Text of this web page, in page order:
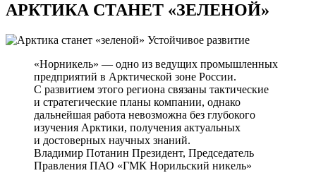
АРКТИКА СТАНЕТ «ЗЕЛЕНОЙ»
Устойчивое развитие
«Норникель» — одно из ведущих промышленных
предприятий в Арктической зоне России.
С развитием этого региона связаны тактические
и стратегические планы компании, однако
дальнейшая работа невозможна без глубокого
изучения Арктики, получения актуальных
и достоверных научных знаний.
Владимир Потанин Президент, Председатель
Правления ПАО «ГМК Норильский никель»